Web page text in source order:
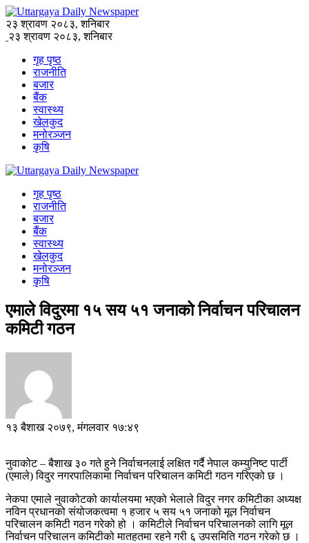
२३ श्रावण २०८३, शनिबार
२३ श्रावण २०८३, शनिबार
गृह पृष्ठ
राजनीति
बजार
बैंक
स्वास्थ्य
खेलकुद
मनोरञ्जन
कृषि
गृह पृष्ठ
राजनीति
बजार
बैंक
स्वास्थ्य
खेलकुद
मनोरञ्जन
कृषि
एमाले विदुरमा १५ सय ५१ जनाको निर्वाचन परिचालन
कमिटी गठन
१३ बैशाख २०७९, मंगलवार १७:४९
नुवाकोट – बैशाख ३० गते हुने निर्वाचनलाई लक्षित गर्दै नेपाल कम्युनिष्ट पार्टी
(एमाले) विदुर नगरपालिकामा निर्वाचन परिचालन कमिटी गठन गरिएको छ ।
नेकपा एमाले नुवाकोटको कार्यालयमा भएको भेलाले विदुर नगर कमिटीका अध्यक्ष
नविन प्रधानको संयोजकत्वमा १ हजार ५ सय ५१ जनाको मूल निर्वाचन
परिचालन कमिटी गठन गरेको हो । कमिटीले निर्वाचन परिचालनको लागि मूल
निर्वाचन परिचालन कमिटीको मातहतमा रहने गरी ६ उपसमिति गठन गरेको छ ।